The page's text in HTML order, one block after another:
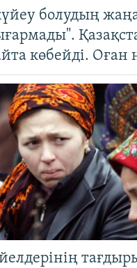
болудың
көбейді. Оған